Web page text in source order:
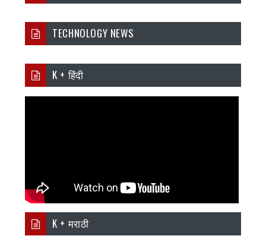
TECHNOLOGY NEWS
K + हिंदी
K + मराठी